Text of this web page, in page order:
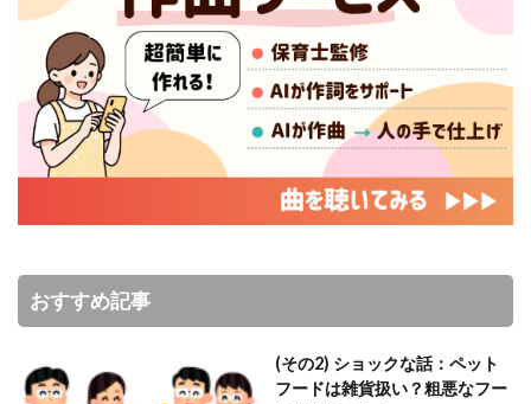
おすすめ記事
(その2) ショックな話：ペット
フードは雑貨扱い？粗悪なフー